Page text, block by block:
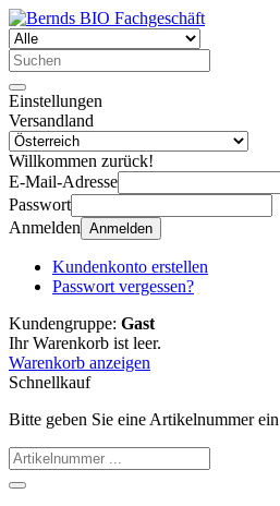
Einstellungen
Versandland
Willkommen zurück!
E-Mail-Adresse
Passwort
Anmelden Anmelden
Kundenkonto erstellen
Passwort vergessen?
Kundengruppe: Gast
Ihr Warenkorb ist leer.
Warenkorb anzeigen
Schnellkauf
Bitte geben Sie eine Artikelnummer